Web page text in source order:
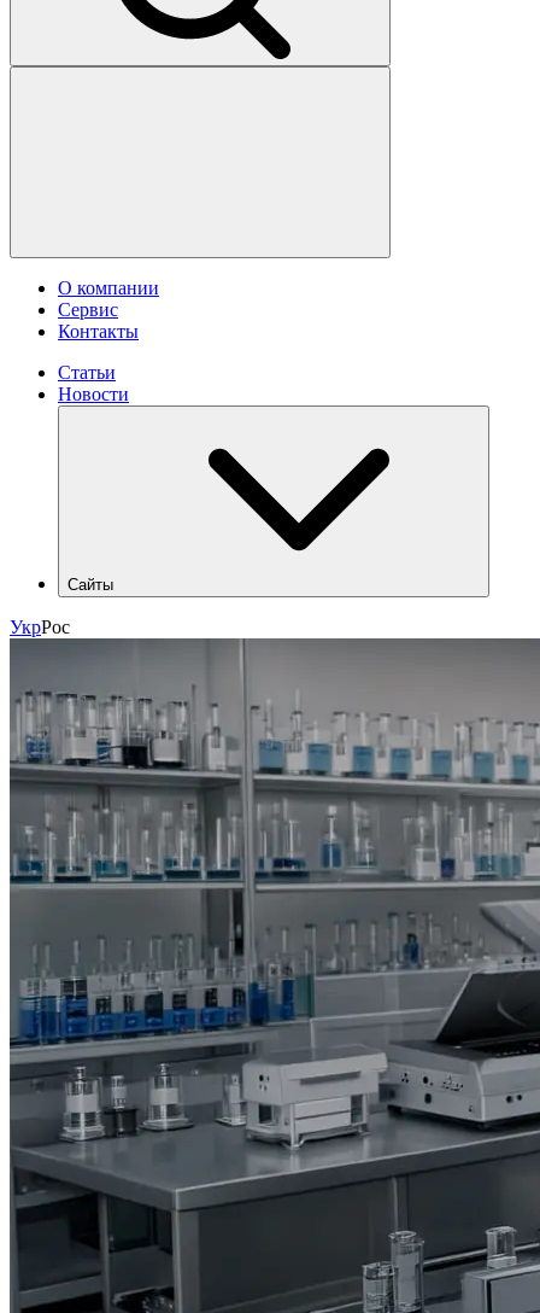
О компании
Сервис
Контакты
Статьи
Новости
Сайты
ecomonitoring.hlr.ua
apk.hlr.ua
УкрРос